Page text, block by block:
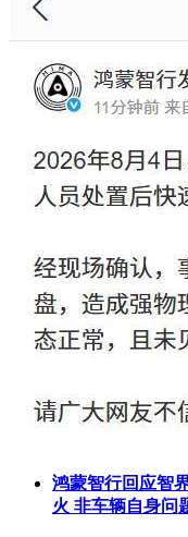
鸿蒙智行回应智
火 非车辆自身问